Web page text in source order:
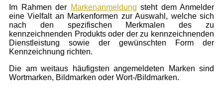
Im Rahmen der Markenanmeldung steht dem Anmelder
eine Vielfalt an Markenformen zur Auswahl, welche sich
nach den spezifischen Merkmalen des zu
kennzeichnenden Produkts oder der zu kennzeichnenden
Dienstleistung sowie der gewünschten Form der
Kennzeichnung richten.
Die am weitaus häufigsten angemeldeten Marken sind
Wortmarken, Bildmarken oder Wort-/Bildmarken.